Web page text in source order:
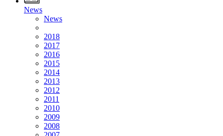
News
News
2018
2017
2016
2015
2014
2013
2012
2011
2010
2009
2008